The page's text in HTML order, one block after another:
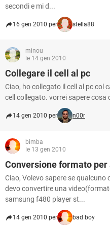
secondi e mi d...
16 gen 2010 per stella88
minou
le 14 gen 2010
Collegare il cell al pc
Ciao, ho collegato il cell al pc col
cell collegato. vorrei sapere cosa
14 gen 2010 per n00r
bimba
le 13 gen 2010
Conversione formato
Ciao, Volevo sapere se
devo convertire una
samsung f480 player st...
14 gen 2010 per bad boy